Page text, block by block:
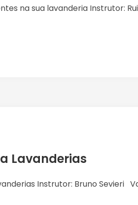
na sua lavanderia Instrutor:
Lavanderias
Instrutor: Bruno Sevieri